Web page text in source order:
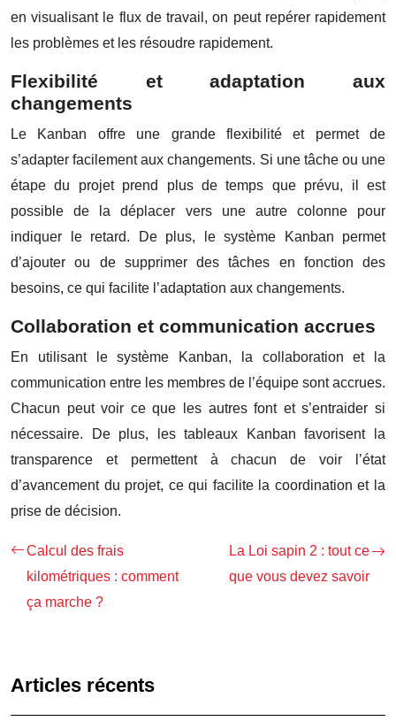
en visualisant le flux de travail, on peut repérer rapidement
les problèmes et les résoudre rapidement.
Flexibilité et adaptation aux
changements
Le Kanban offre une grande flexibilité et permet de
s’adapter facilement aux changements. Si une tâche ou une
étape du projet prend plus de temps que prévu, il est
possible de la déplacer vers une autre colonne pour
indiquer le retard. De plus, le système Kanban permet
d’ajouter ou de supprimer des tâches en fonction des
besoins, ce qui facilite l’adaptation aux changements.
Collaboration et communication accrues
En utilisant le système Kanban, la collaboration et la
communication entre les membres de l’équipe sont accrues.
Chacun peut voir ce que les autres font et s’entraider si
nécessaire. De plus, les tableaux Kanban favorisent la
transparence et permettent à chacun de voir l’état
d’avancement du projet, ce qui facilite la coordination et la
prise de décision.
Calcul des frais
kilométriques : comment
ça marche ?
La Loi sapin 2 : tout ce
que vous devez savoir
Articles récents